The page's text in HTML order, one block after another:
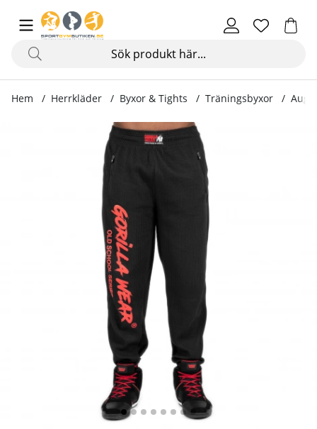
Hem Herrkläder Byxor & Tights Träningsbyxor
Produktbilder Augustine Old School Pants, black/red